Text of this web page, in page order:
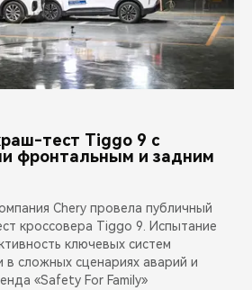
тест Tiggo 9 с
фронтальным и задним
Chery провела публичный
кроссовера Tiggo 9. Испытание
ключевых систем
в сложных сценариях аварий и
«Safety For Family»